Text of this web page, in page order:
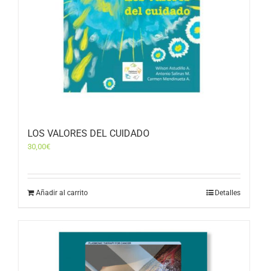
LOS VALORES DEL CUIDADO
30,00€
Añadir al carrito Detalles